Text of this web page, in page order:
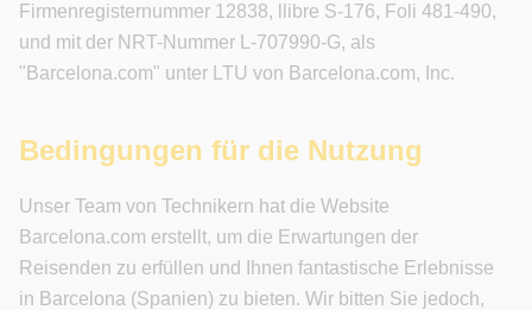
Firmenregisternummer 12838, llibre S-176, Foli 481-490,
und mit der NRT-Nummer L-707990-G, als
"Barcelona.com" unter LTU von Barcelona.com, Inc.
Bedingungen für die Nutzung
Unser Team von Technikern hat die Website
Barcelona.com erstellt, um die Erwartungen der
Reisenden zu erfüllen und Ihnen fantastische Erlebnisse
in Barcelona (Spanien) zu bieten. Wir bitten Sie jedoch,